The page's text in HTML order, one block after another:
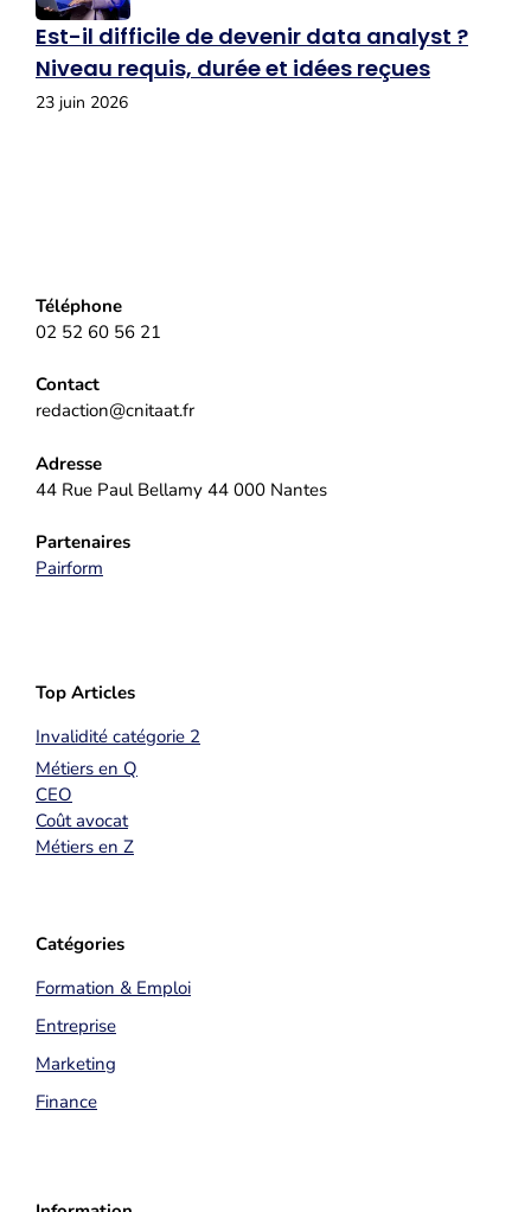
Est-il difficile de devenir data analyst ?
Niveau requis, durée et idées reçues
23 juin 2026
Téléphone
02 52 60 56 21
Contact
redaction@cnitaat.fr
Adresse
44 Rue Paul Bellamy 44 000 Nantes
Partenaires
Pairform
Top Articles
Invalidité catégorie 2
Métiers en Q
CEO
Coût avocat
Métiers en Z
Catégories
Formation & Emploi
Entreprise
Marketing
Finance